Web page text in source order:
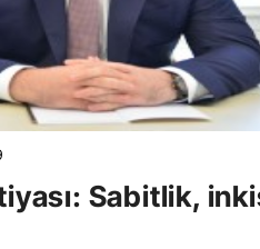
Sabitlik,